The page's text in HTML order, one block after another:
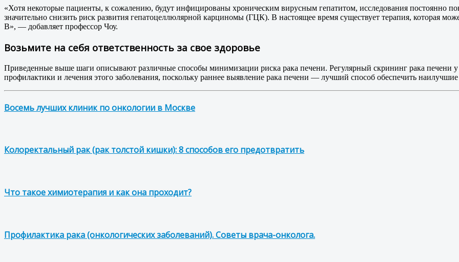
«Хотя некоторые пациенты, к сожалению, будут инфицированы хроническим вирусным гепатитом, исследования постоянно
значительно снизить риск развития гепатоцеллюлярной карциномы (ГЦК). В настоящее время существует терапия, которая
В», — добавляет профессор Чоу.
Возьмите на себя ответственность за свое здоровье
Приведенные выше шаги описывают различные способы минимизации риска рака печени. Регулярный скрининг рака печени
профилактики и лечения этого заболевания, поскольку раннее выявление рака печени — лучший способ обеспечить наилучшие
Восемь лучших клиник по онкологии в Москве
Колоректальный рак (рак толстой кишки): 8 способов его предотвратить
Что такое химиотерапия и как она проходит?
Профилактика рака (онкологических заболеваний). Советы врача-онколога.